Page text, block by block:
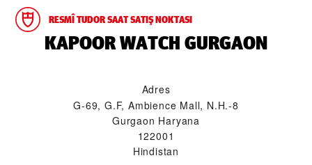
RESMÎ TUDOR SAAT SATIŞ NOKTASI
‭KAPOOR WATCH GURGAON‬
Adres
G-69, G.F, Ambience Mall, N.H.-8
Gurgaon Haryana
122001
Hindistan